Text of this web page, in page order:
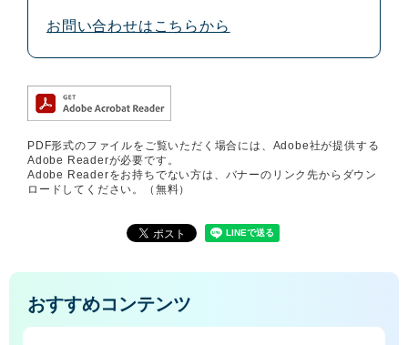
お問い合わせはこちらから
PDF形式のファイルをご覧いただく場合には、Adobe社が提供する
Adobe Readerが必要です。
Adobe Readerをお持ちでない方は、バナーのリンク先からダウン
ロードしてください。（無料）
おすすめコンテンツ